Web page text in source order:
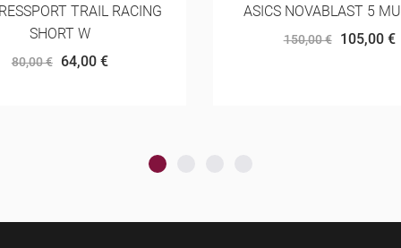
NOVABLAST 5 MULHER
150,00 € 105,00 €
ASICS PERFORMANCE
CREW